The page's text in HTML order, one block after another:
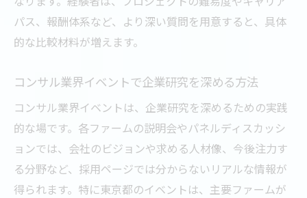
パス、報酬体系など、より深い質問を用意すると、具体
的な比較材料が増えます。
コンサル業界イベントで企業研究を深める方法
コンサル業界イベントは、企業研究を深めるための実践
的な場です。各ファームの説明会やパネルディスカッシ
ョンでは、会社のビジョンや求める人材像、今後注力す
る分野など、採用ページでは分からないリアルな情報が
得られます。特に東京都のイベントは、主要ファームが